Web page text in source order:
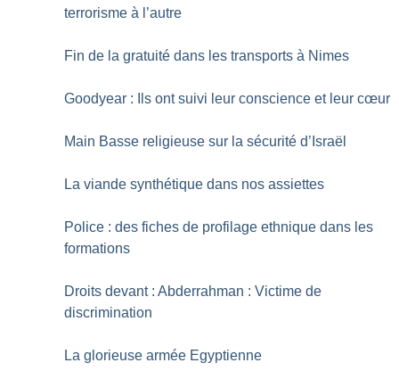
terrorisme à l’autre
Fin de la gratuité dans les transports à Nimes
Goodyear : Ils ont suivi leur conscience et leur cœur
Main Basse religieuse sur la sécurité d’Israël
La viande synthétique dans nos assiettes
Police : des fiches de profilage ethnique dans les
formations
Droits devant : Abderrahman : Victime de
discrimination
La glorieuse armée Egyptienne